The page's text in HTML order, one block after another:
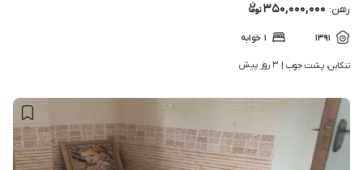
رهن: ۳۵۰,۰۰۰,۰۰۰
۱۳۹۱ ۱ خوابه
تنکابن، پشت جوب | ۳ روز پیش